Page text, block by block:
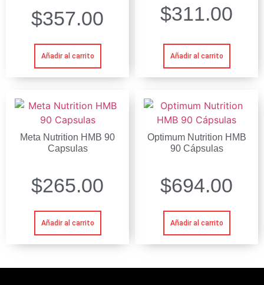
$357.00
Añadir al carrito
$311.00
Añadir al carrito
Meta Nutrition HMB 90
Capsulas
$265.00
Añadir al carrito
Optimum Nutrition HMB
90 Cápsulas
$694.00
Añadir al carrito